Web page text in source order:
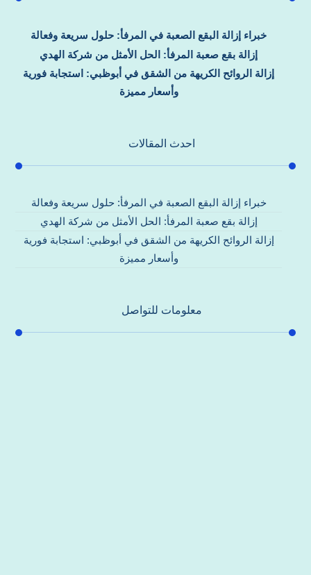
خبراء إزالة البقع الصعبة في المرفأ: حلول سريعة وفعالة
إزالة بقع صعبة المرفأ: الحل الأمثل من شركة الهدي
إزالة الروائح الكريهة من الشقق في أبوظبي: استجابة فورية
وأسعار مميزة
احدث المقالات
خبراء إزالة البقع الصعبة في المرفأ: حلول سريعة وفعالة
إزالة بقع صعبة المرفأ: الحل الأمثل من شركة الهدي
إزالة الروائح الكريهة من الشقق في أبوظبي: استجابة فورية
وأسعار مميزة
معلومات للتواصل